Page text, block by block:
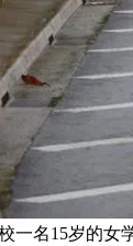
一名15岁的女